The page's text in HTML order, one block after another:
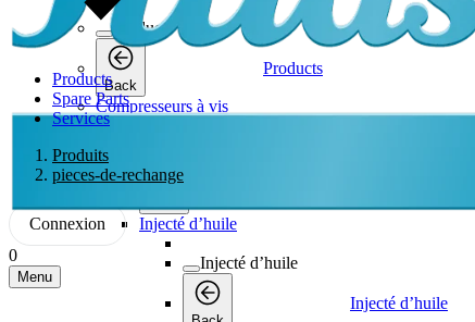
Products
Spare Parts
Services
Produits
pieces-de-rechange
Connexion
0
Menu
Products
Back
Products
Compresseurs à vis
Back
Injecté d’huile
Injecté d’huile
Injecté d’huile